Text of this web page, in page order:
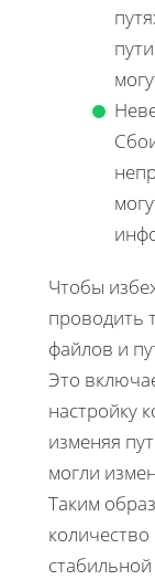
Чтобы
проводить
файлов и
Это
настройку
изменяя
могли
Таким